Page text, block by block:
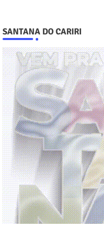
SANTANA DO CARIRI